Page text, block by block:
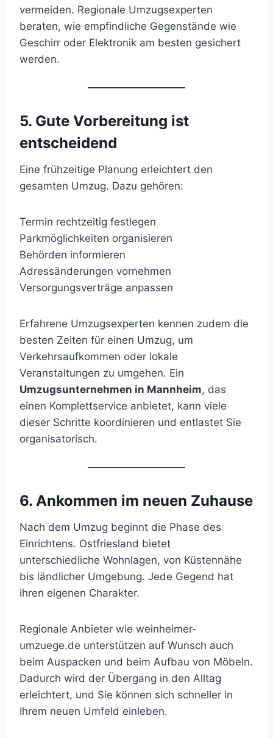
vermeiden. Regionale Umzugsexperten
beraten, wie empfindliche Gegenstände wie
Geschirr oder Elektronik am besten gesichert
werden.
5. Gute Vorbereitung ist
entscheidend
Eine frühzeitige Planung erleichtert den
gesamten Umzug. Dazu gehören:
Termin rechtzeitig festlegen
Parkmöglichkeiten organisieren
Behörden informieren
Adressänderungen vornehmen
Versorgungsverträge anpassen
Erfahrene Umzugsexperten kennen zudem die
besten Zeiten für einen Umzug, um
Verkehrsaufkommen oder lokale
Veranstaltungen zu umgehen. Ein
Umzugsunternehmen in Mannheim, das
einen Komplettservice anbietet, kann viele
dieser Schritte koordinieren und entlastet Sie
organisatorisch.
6. Ankommen im neuen Zuhause
Nach dem Umzug beginnt die Phase des
Einrichtens. Ostfriesland bietet
unterschiedliche Wohnlagen, von Küstennähe
bis ländlicher Umgebung. Jede Gegend hat
ihren eigenen Charakter.
Regionale Anbieter wie weinheimer-
umzuege.de unterstützen auf Wunsch auch
beim Auspacken und beim Aufbau von Möbeln.
Dadurch wird der Übergang in den Alltag
erleichtert, und Sie können sich schneller in
Ihrem neuen Umfeld einleben.